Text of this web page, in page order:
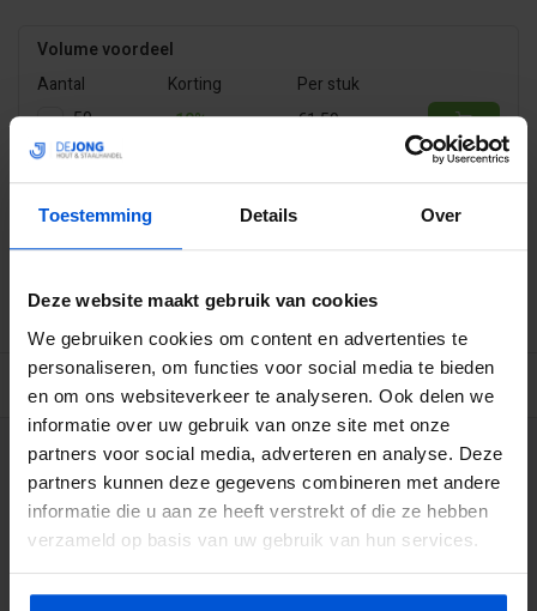
Toestemming Details Over
Deze website maakt gebruik van cookies
We gebruiken cookies om content en advertenties te
personaliseren, om functies voor social media te bieden
en om ons websiteverkeer te analyseren. Ook delen we
informatie over uw gebruik van onze site met onze
partners voor social media, adverteren en analyse. Deze
partners kunnen deze gegevens combineren met andere
informatie die u aan ze heeft verstrekt of die ze hebben
verzameld op basis van uw gebruik van hun services.
Volume voordeel
Aantal
Korting
Per stuk
50
-10%
€1,59
Afhalen (in Rhenen) mogelijk
BESCHRIJVING
WIJ HELPEN JE GRAAG
0317 358 228
info@dejonghandelsonderneming.nl